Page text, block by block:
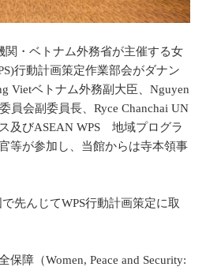
・ベトナム外務省が主催する女
行動計画策定作業部会がダナン
Vietベトナム外務副大臣、Nguyen
員会副委員長、Ryce Chanchai UN
及びASEAN WPS 地域プログラ
等が参加し、当館からは寺本領事
先んじてWPS行動計画策定に取
保障（Women, Peace and Security: